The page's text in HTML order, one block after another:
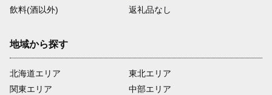
飲料(酒以外)
返礼品なし
地域から探す
北海道エリア
関東エリア
東北エリア
中部エリア